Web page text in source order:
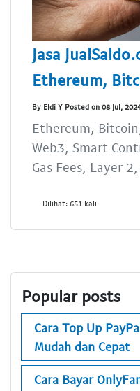
Jasa
Ethereum,
By Eldi Y Posted on 08 Jul,
Ethereum,
Web3, Smart
Gas Fees, Layer
Dilihat: 651 kali
Popular posts
Cara Top Up
Mudah dan Cepat
Cara Bayar